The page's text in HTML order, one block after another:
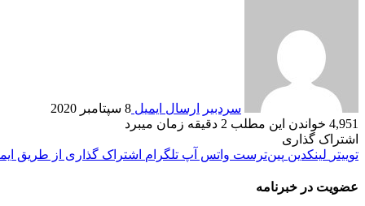
سردبیر ارسال ایمیل 8 سپتامبر 2020
4,951 خواندن این مطلب 2 دقیقه زمان می‎برد
اشتراک گذاری
توییتر لینکدین ‫پین‌ترست واتس آپ تلگرام اشتراک گذاری از طریق
عضویت در خبرنامه